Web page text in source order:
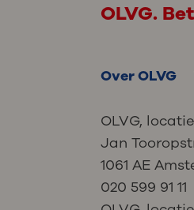
OLVG.
Over OLVG
OLVG,
Jan
1061 AE
020 599 91 11